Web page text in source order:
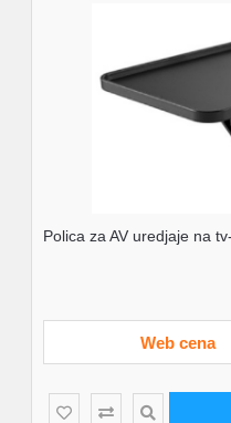
Polica za AV uredjaje na
Web cena